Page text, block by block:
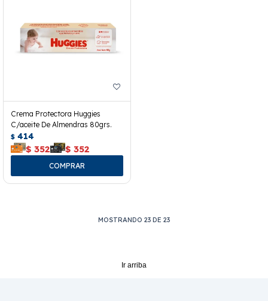
Crema Protectora Huggies
C/aceite De Almendras 80grs.
$ 414
$ 352 $ 352
MOSTRANDO 23 DE 23
Ir arriba